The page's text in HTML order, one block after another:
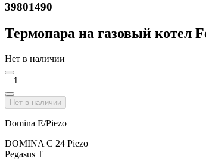
39801490
Термопара на газовый котел
Нет в наличии
Нет в наличии
Domina E/Piezo
DOMINA C 24 Piezo
Pegasus T